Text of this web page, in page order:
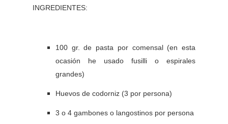
INGREDIENTES:
100 gr. de pasta por comensal (en esta
ocasión he usado fusilli o espirales
grandes)
Huevos de codorniz (3 por persona)
3 o 4 gambones o langostinos por persona